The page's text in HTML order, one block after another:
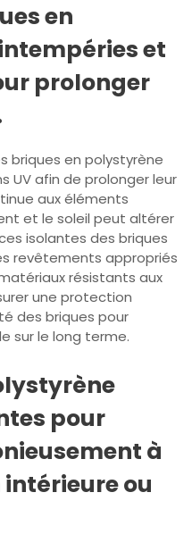
en
et
prolonger
briques en polystyrène
UV afin de prolonger leur
aux éléments
et le soleil peut altérer
isolantes des briques
revêtements appropriés
résistants aux
une protection
des briques pour
sur le long terme.
pour
à
ou